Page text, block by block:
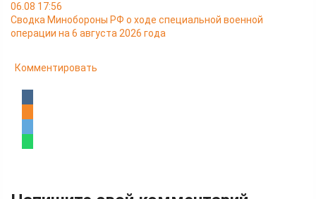
06.08 17:56
Сводка Минобороны РФ о ходе специальной военной
операции на 6 августа 2026 года
Комментировать